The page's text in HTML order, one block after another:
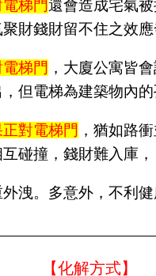
梯門還會造成宅氣
財錢財留不住之效應
梯門 ，大廈公寓皆
，但電梯為建築物內
對電梯門 ，猶如路
碰撞，錢財難入庫，
洩。多意外，不利健
【化解方式】